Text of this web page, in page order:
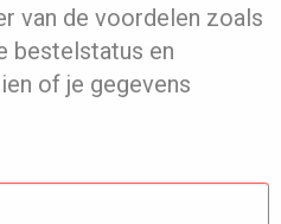
van de voordelen zoals
bestelstatus en
of je gegevens